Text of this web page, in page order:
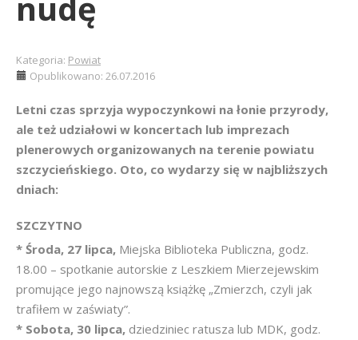
Kategoria: Powiat
Opublikowano: 26.07.2016
Letni czas sprzyja wypoczynkowi na łonie przyrody,
ale też udziałowi w koncertach lub imprezach
plenerowych organizowanych na terenie powiatu
szczycieńskiego. Oto, co wydarzy się w najbliższych
dniach:
SZCZYTNO
* Środa, 27 lipca, Miejska Biblioteka Publiczna, godz.
18.00 – spotkanie autorskie z Leszkiem Mierzejewskim
promujące jego najnowszą książkę „Zmierzch, czyli jak
trafiłem w zaświaty”.
* Sobota, 30 lipca, dziedziniec ratusza lub MDK, godz.